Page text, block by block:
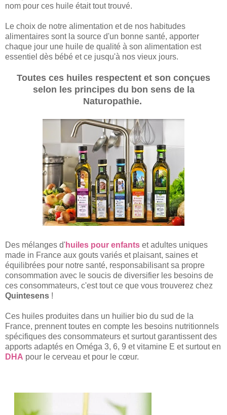
nom pour ces huile était tout trouvé.
Le choix de notre alimentation et de nos habitudes
alimentaires sont la source d'un bonne santé, apporter
chaque jour une huile de qualité à son alimentation est
essentiel dès bébé et ce jusqu'à nos vieux jours.
Toutes ces huiles respectent et son conçues
selon les principes du bon sens de la
Naturopathie.
Des mélanges d'huiles pour enfants et adultes uniques
made in France aux gouts variés et plaisant, saines et
équilibrées pour notre santé, responsabilisant sa propre
consommation avec le soucis de diversifier les besoins de
ces consommateurs, c'est tout ce que vous trouverez chez
Quintesens !
Ces huiles produites dans un huilier bio du sud de la
France, prennent toutes en compte les besoins nutritionnels
spécifiques des consommateurs et surtout garantissent des
apports adaptés en Oméga 3, 6, 9 et vitamine E et surtout en
DHA pour le cerveau et pour le cœur.